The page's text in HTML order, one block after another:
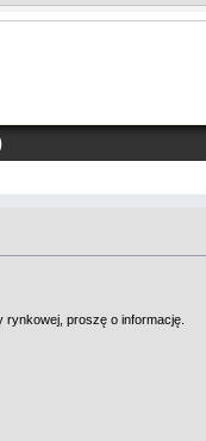
proszę o informację.